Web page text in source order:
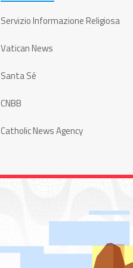
Servizio Informazione Religiosa
Vatican News
Santa Sé
CNBB
Catholic News Agency